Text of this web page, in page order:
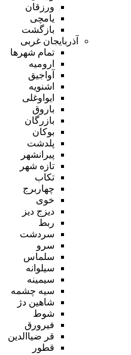
ورزقان
یامچی
بازگشت
آذربایجان غربی
تمام شهر‌ها
ارومیه
آواجیق
اشنویه
ایواوغلی
باروق
بازرگان
بوکان
پلدشت
پیرانشهر
تازه شهر
تکاب
چهاربرج
خوی
دیزج دیز
ربط
سردشت
سرو
سلماس
سیلوانه
سیمینه
سیه چشمه
شاهین دژ
شوط
فیرورق
قر ضیاالدین
قطور